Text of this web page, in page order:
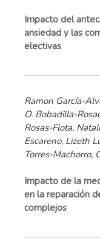
Impacto del
ansiedad y las
electivas
Ramon García-
O. Bobadilla-
Rosas-Flota,
Escareno, Lizeth
Torres-Machorro,
Impacto de la
en la reparación
complejos